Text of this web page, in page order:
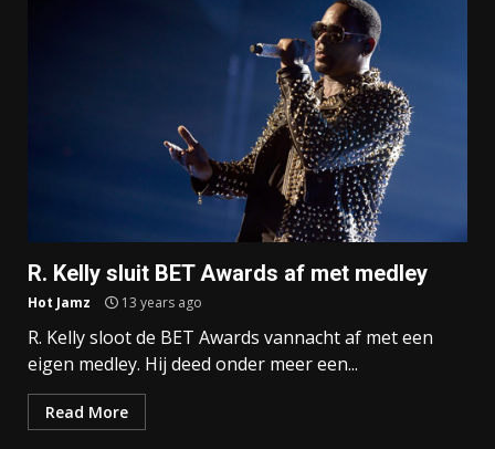
R. Kelly sluit BET Awards af met medley
Hot Jamz 13 years ago
R. Kelly sloot de BET Awards vannacht af met een
eigen medley. Hij deed onder meer een...
Read More